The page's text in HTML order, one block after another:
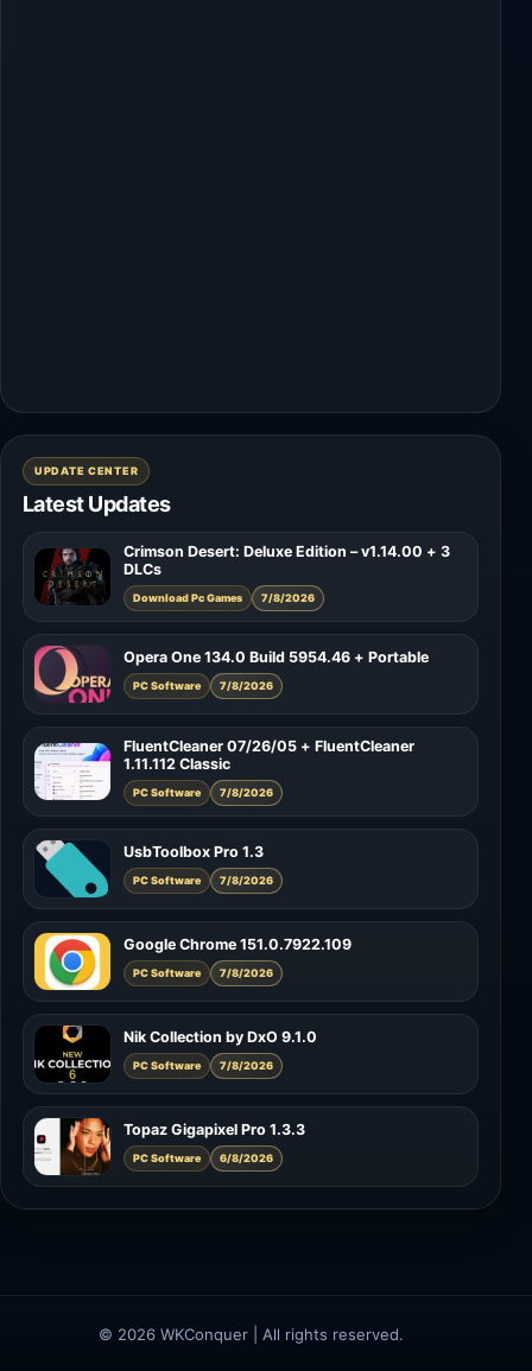
UPDATE CENTER
Latest Updates
Crimson Desert: Deluxe Edition – v1.14.00 + 3
DLCs
Download Pc Games 7/8/2026
Opera One 134.0 Build 5954.46 + Portable
PC Software 7/8/2026
FluentCleaner 07/26/05 + FluentCleaner
1.11.112 Classic
PC Software 7/8/2026
UsbToolbox Pro 1.3
PC Software 7/8/2026
Google Chrome 151.0.7922.109
PC Software 7/8/2026
Nik Collection by DxO 9.1.0
PC Software 7/8/2026
Topaz Gigapixel Pro 1.3.3
PC Software 6/8/2026
© 2026 WKConquer | All rights reserved.